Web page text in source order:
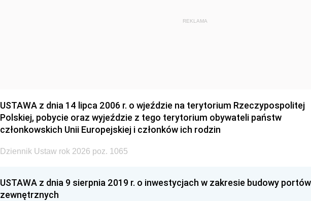
REKLAMA
USTAWA z dnia 14 lipca 2006 r. o wjeździe na terytorium Rzeczypospolitej
Polskiej, pobycie oraz wyjeździe z tego terytorium obywateli państw
członkowskich Unii Europejskiej i członków ich rodzin
Dziennik Ustaw rok 2026 poz. 1065
USTAWA z dnia 9 sierpnia 2019 r. o inwestycjach w zakresie budowy portów
zewnętrznych